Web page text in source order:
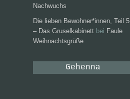
Nachwuchs
Die lieben Bewohner*innen, Teil 5
– Das Gruselkabinett bei Faule
Weihnachtsgrüße
Gehenna